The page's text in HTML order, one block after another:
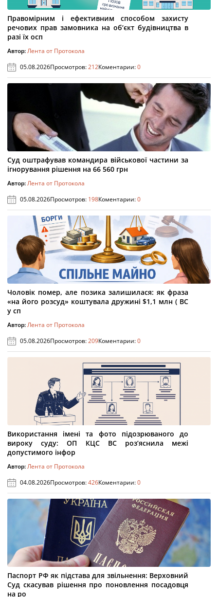
Правомірним і ефективним способом захисту
речових прав замовника на об’єкт будівництва в
разі їх осп
Автор:Лента от Протокола
05.08.2026Просмотров:212Коментарии:0
Суд оштрафував командира військової частини за
ігнорування рішення на 66 560 грн
Автор:Лента от Протокола
05.08.2026Просмотров: 198Коментарии:0
Чоловік помер, але позика залишилася: як фраза
«на його розсуд» коштувала дружині $1,1 млн ( ВС
у сп
Автор:Лента от Протокола
05.08.2026Просмотров:209Коментарии:0
Використання імені та фото підозрюваного до
вироку суду: ОП КЦС ВС роз’яснила межі
допустимого інфор
Автор:Лента от Протокола
04.08.2026Просмотров:426Коментарии:0
Паспорт РФ як підстава для звільнення: Верховний
Суд скасував рішення про поновлення посадовця
на ро